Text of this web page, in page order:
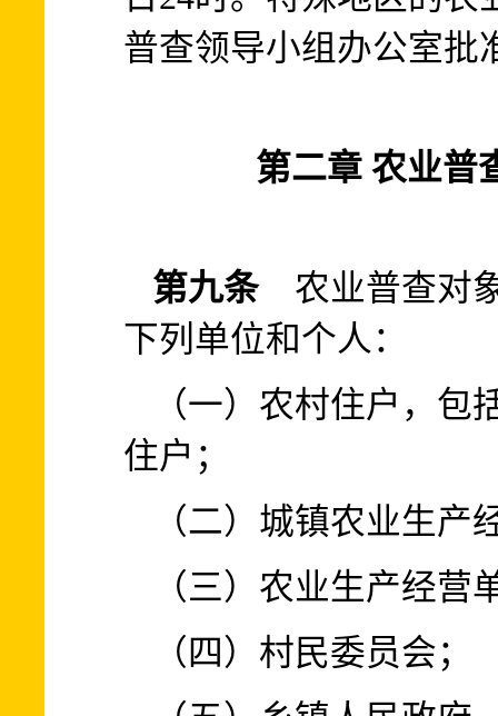
普查领导小组办公室批
第二章 农业普
第九条农业普查对象
下列单位和个人：
（一）农村住户，包
住户；
（二）城镇农业生产
（三）农业生产经营
（四）村民委员会；